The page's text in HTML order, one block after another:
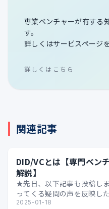
専業ベンチャーが有する
す。
詳しくはサービスページ
詳しくはこちら
関連記事
DID/VCとは【専門ベン
解説】
★先日、以下記事も投稿し
ってくる疑問の声を反映し
もおススメです★ ビジネス
2025-01-18